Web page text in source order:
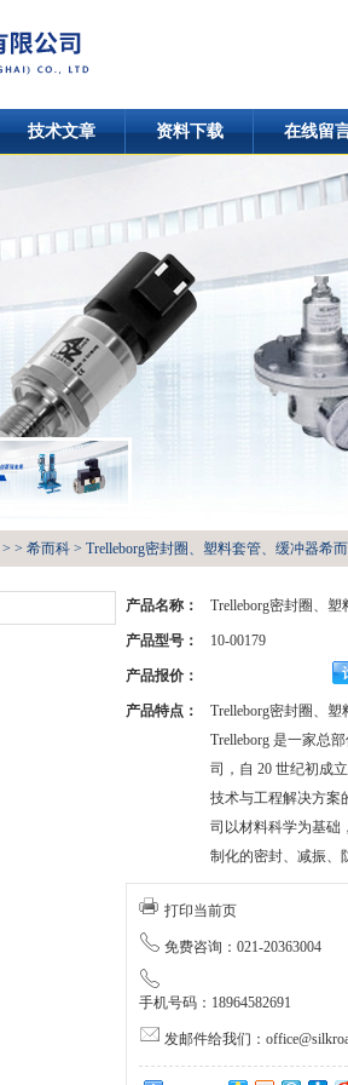
技术文章 资料下载 在线留
> > 希而科 > Trelleborg密封圈、塑料套管、缓冲器希
产品名称： Trelleborg密封圈、
产品型号： 10-00179
产品报价：
产品特点：
Trelleborg密封圈、
Trelleborg 是一家总
司，自 20 世纪初成
技术与工程解决方案
司以材料科学为基础
制化的密封、减振、
打印当前页
免费咨询：021-20363004
手机号码：18964582691
发邮件给我们：